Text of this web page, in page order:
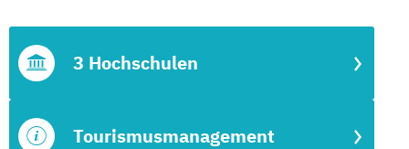
Tourismusmanagement
3 Hochschulen